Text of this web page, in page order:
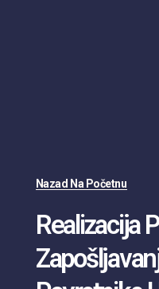
Nazad Na Početnu
Realizacija